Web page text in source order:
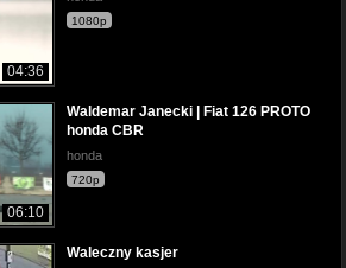
04:36
1080p
06:10
Waldemar Janecki | Fiat 126 PROTO
honda CBR
honda
720p
Waleczny kasjer